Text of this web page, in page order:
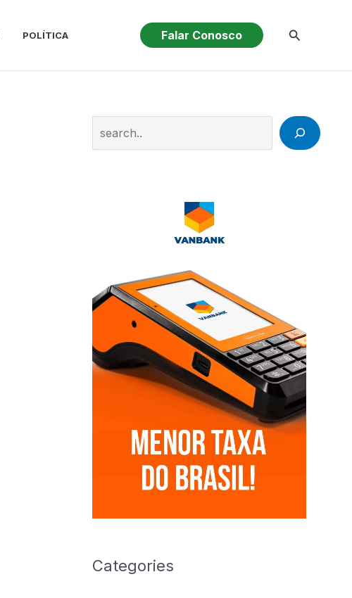
POLÍTICA Falar Conosco Pesquisar
Categories